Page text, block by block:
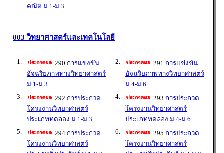
คณิต ม.1-ม.3
003 วิทยาศาสตร์และเทคโนโลยี
1. 290 การแข่งขัน
อัจฉริยภาพทางวิทยาศาสตร์
ม.1-ม.3
2. 291 การแข่งขัน
อัจฉริยภาพทางวิทยาศาสตร์
ม.4-ม.6
3.
292 การประกวด
โครงงานวิทยาศาสตร์
ประเภททดลอง ม.1-ม.3
4. 293 การประกวด
โครงงานวิทยาศาสตร์
ประเภททดลอง ม.4-ม.6
5.
294 การประกวด
โครงงานวิทยาศาสตร์
6. 295 การประกวด
โครงงานวิทยาศาสตร์